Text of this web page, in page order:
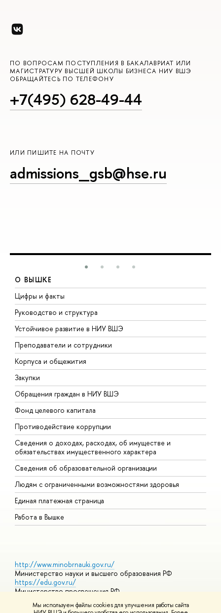
Мы используем файлы cookies для улучшения работы сайта
ПО ВОПРОСАМ ПОСТУПЛЕНИЯ В БАКАЛАВРИАТ ИЛИ
МАГИСТРАТУРУ ВЫСШЕЙ ШКОЛЫ БИЗНЕСА НИУ ВШЭ
ОБРАЩАЙТЕСЬ ПО ТЕЛЕФОНУ
+7(495) 628-49-44
ИЛИ ПИШИТЕ НА ПОЧТУ
admissions_gsb@hse.ru
О ВЫШКЕ
Цифры и факты
Руководство и структура
Устойчивое развитие в НИУ ВШЭ
Преподаватели и сотрудники
Корпуса и общежития
Закупки
Обращения граждан в НИУ ВШЭ
Фонд целевого капитала
Противодействие коррупции
Сведения о доходах, расходах, об имуществе и
обязательствах имущественного характера
Сведения об образовательной организации
Людям с ограниченными возможностями здоровья
Единая платежная страница
Работа в Вышке
http://www.minobrnauki.gov.ru/
Министерство науки и высшего образования РФ
https://edu.gov.ru/
Министерство просвещения РФ
https://elearning.hse.ru/mooc
Массовые открытые онлайн-курсы